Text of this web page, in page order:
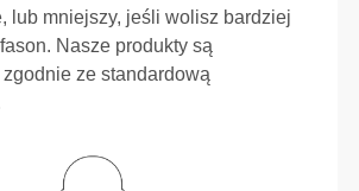
lub mniejszy, jeśli wolisz bardziej
Nasze produkty są
ze standardową